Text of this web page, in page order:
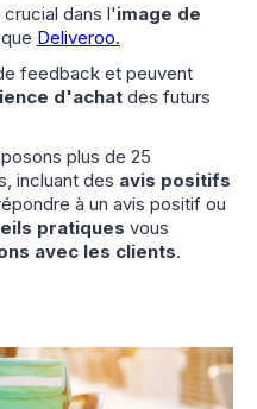
dans l'image de
Deliveroo.
feedback et peuvent
d'achat des futurs
plus de 25
incluant des avis positifs
à un avis positif ou
pratiques vous
avec les clients.